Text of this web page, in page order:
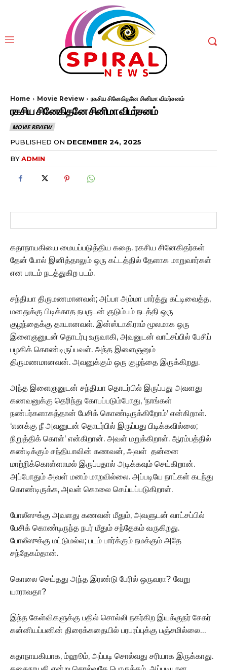
Home Movie Review ரகசிய சினேகிதனே சினிமா விமர்சனம்
ரகசிய சினேகிதனே சினிமா விமர்சனம்
MOVIE REVIEW
PUBLISHED ON DECEMBER 24, 2025
BYADMIN
கதாநாயகியை மையப்படுத்திய கதை. ரகசிய சினேகிதர்கள்
தேன் போல் இனித்தாலும் ஒரு கட்டத்தில் தேளாக மாறுவார்கள்
என பாடம் நடத்துகிற படம்.
சந்தியா திருமணமானவள்; அப்பா அம்மா பார்த்து கட்டிவைத்த,
மனதுக்கு பிடிக்காத நபருடன் குடும்பம் நடத்தி ஒரு
குழந்தைக்கு தாயானவள். இன்ஸ்டாகிராம் மூலமாக ஒரு
இளைஞனுடன் தொடர்பு உருவாகி, அவனுடன் வாட்சப்பில் பேசிப்
பழகிக் கொண்டிருப்பவள். அந்த இளைஞனும்
திருமணமானவன். அவனுக்கும் ஒரு குழந்தை இருக்கிறது.
அந்த இளைஞனுடன் சந்தியா தொடர்பில் இருப்பது அவளது
கணவனுக்கு தெரிந்து கோபப்படும்போது, ‘நாங்கள்
நண்பர்களாகத்தான் பேசிக் கொண்டிருக்கிறோம்’ என்கிறாள்.
‘எனக்கு நீ அவனுடன் தொடர்பில் இருப்பது பிடிக்கவில்லை;
நிறுத்திக் கொள்’ என்கிறான். அவள் மறுக்கிறாள். ஆரம்பத்தில்
கண்டிக்கும் சந்தியாவின் கணவன், அவள் தன்னை
மாற்றிக்கொள்ளாமல் இருப்பதால் அடிக்கவும் செய்கிறான்.
அப்போதும் அவள் மனம் மாறவில்லை. அப்படியே நாட்கள் கடந்து
கொண்டிருக்க, அவள் கொலை செய்யப்படுகிறாள்.
போலீஸுக்கு அவளது கணவன் மீதும், அவளுடன் வாட்சப்பில்
பேசிக் கொண்டிருந்த நபர் மீதும் சந்தேகம் வருகிறது.
போலீஸுக்கு மட்டுமல்ல; படம் பார்க்கும் நமக்கும் அதே
சந்தேகம்தான்.
கொலை செய்தது அந்த இரண்டு பேரில் ஒருவரா? வேறு
யாராவதா?
இந்த கேள்விகளுக்கு பதில் சொல்லி நகர்கிற இயக்குநர் சேகர்
கன்னியப்பனின் திரைக்கதையில் பரபரப்புக்கு பஞ்சமில்லை…
கதாநாயகியாக, ம்ஹூம், அப்படி சொல்வது சரியாக இருக்காது.